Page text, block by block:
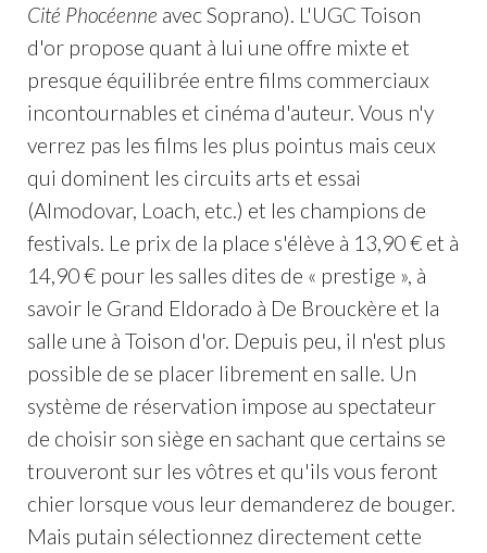
Cité Phocéenne avec Soprano). L'UGC Toison
d'or propose quant à lui une offre mixte et
presque équilibrée entre films commerciaux
incontournables et cinéma d'auteur. Vous n'y
verrez pas les films les plus pointus mais ceux
qui dominent les circuits arts et essai
(Almodovar, Loach, etc.) et les champions de
festivals. Le prix de la place s'élève à 13,90 € et à
14,90 € pour les salles dites de « prestige », à
savoir le Grand Eldorado à De Brouckère et la
salle une à Toison d'or. Depuis peu, il n'est plus
possible de se placer librement en salle. Un
système de réservation impose au spectateur
de choisir son siège en sachant que certains se
trouveront sur les vôtres et qu'ils vous feront
chier lorsque vous leur demanderez de bouger.
Mais putain sélectionnez directement cette